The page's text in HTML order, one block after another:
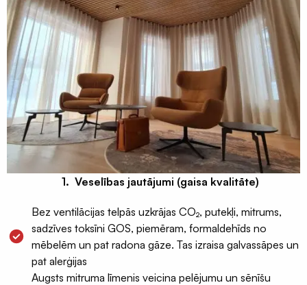
1. Veselības jautājumi (gaisa kvalitāte)
Bez ventilācijas telpās uzkrājas CO₂, putekļi, mitrums,
sadzīves toksīni GOS, piemēram, formaldehīds no
mēbelēm un pat radona gāze. Tas izraisa galvassāpes un
pat alerģijas
Augsts mitruma līmenis veicina pelējumu un sēnīšu
lentas
Logu
montāžas
lentas
Hidroizolācijas
lentas
Fasādes
lentas
EPDM
Naglu
lentas
latojumam